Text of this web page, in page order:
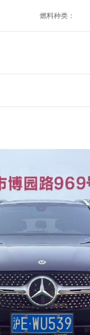
燃料种类：